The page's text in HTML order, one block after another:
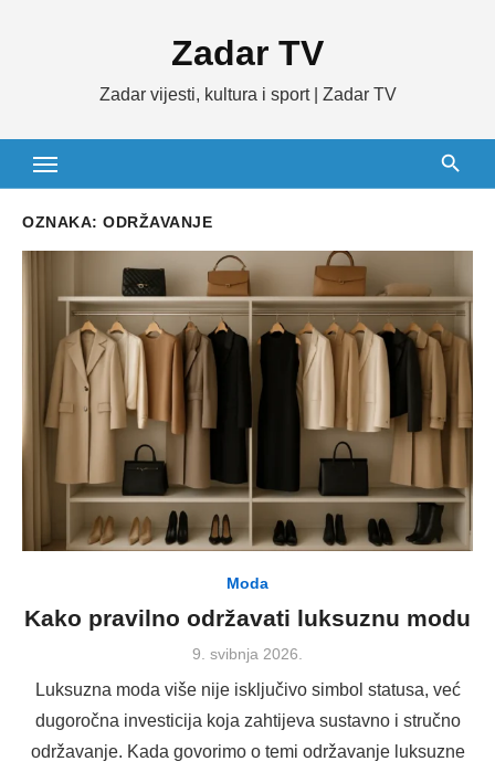
Zadar TV
Zadar vijesti, kultura i sport | Zadar TV
OZNAKA: ODRŽAVANJE
Moda
Kako pravilno održavati luksuznu modu
Posted
9. svibnja 2026.
Luksuzna moda više nije isključivo simbol statusa, već
dugoročna investicija koja zahtijeva sustavno i stručno
održavanje. Kada govorimo o temi održavanje luksuzne